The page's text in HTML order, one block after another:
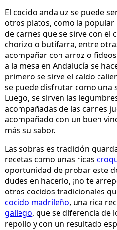
El cocido andaluz se puede
otros platos, como la popular
de carnes que se sirve con el
chorizo o butifarra, entre
acompañar con arroz o
a la mesa en Andalucía se
primero se sirve el caldo
se puede disfrutar como una
Luego, se sirven las
acompañadas de las carnes
acompañado con un buen
más su sabor.
Las sobras es tradición
recetas como unas ricas
oportunidad de probar este
dudes en hacerlo, ¡no te
otros cocidos tradicionales
cocido madrileño, una rica
gallego, que se diferencia de
repollo y con un resultado